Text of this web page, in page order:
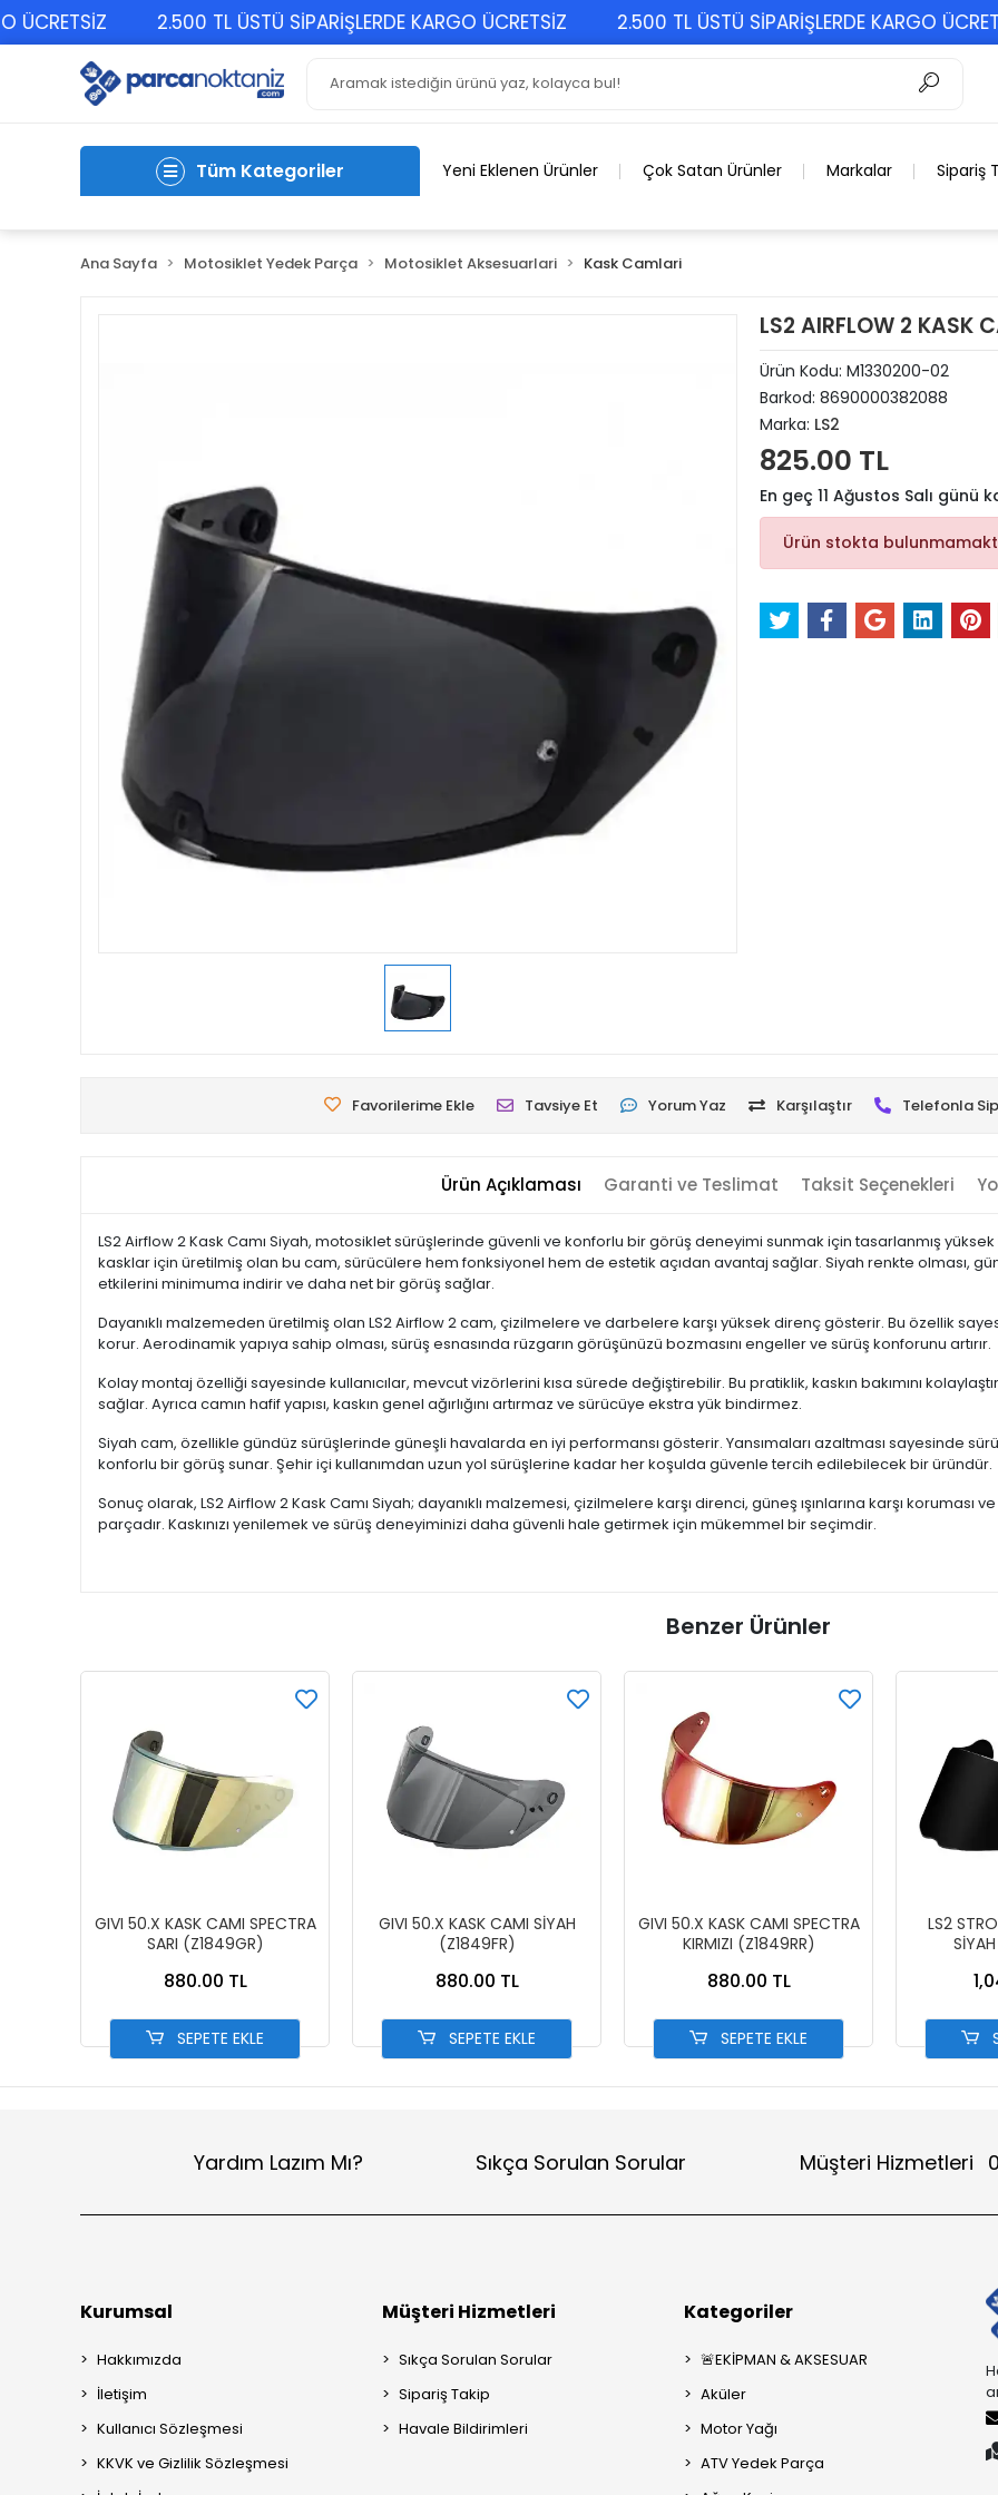
2.500 TL ÜSTÜ SİPARİŞLERDE KARGO ÜCRETSİZ 2.500 TL ÜSTÜ SİPARİŞLERDE KARGO ÜCRETSİZ
Tüm Kategoriler Yeni Eklenen Ürünler Çok Satan Ürünler Markalar Sipariş
Ana Sayfa Motosiklet Yedek Parça Motosiklet Aksesuarlari Kask Camlari
LS2 AIRFLOW 2 KASK
Ürün Kodu: M1330200-02
Barkod: 8690000382088
Marka: LS2
825.00 TL
En geç 11 Ağustos Salı günü
Ürün stokta
Favorilerime Ekle Tavsiye Et Yorum Yaz Karşılaştır Telefonla
Ürün Açıklaması Garanti ve Teslimat Taksit Seçenekleri
LS2 Airflow 2 Kask Camı Siyah, motosiklet sürüşlerinde güvenli ve konforlu bir görüş deneyimi sunmak için tasarlanmış
kasklar için üretilmiş olan bu cam, sürücülere hem fonksiyonel hem de estetik açıdan avantaj sağlar. Siyah renkte olması,
etkilerini minimuma indirir ve daha net bir görüş sağlar.
Dayanıklı malzemeden üretilmiş olan LS2 Airflow 2 cam, çizilmelere ve darbelere karşı yüksek direnç gösterir. Bu özellik
korur. Aerodinamik yapıya sahip olması, sürüş esnasında rüzgarın görüşünüzü bozmasını engeller ve sürüş konforunu artırır.
Kolay montaj özelliği sayesinde kullanıcılar, mevcut vizörlerini kısa sürede değiştirebilir. Bu pratiklik, kaskın bakımını
sağlar. Ayrıca camın hafif yapısı, kaskın genel ağırlığını artırmaz ve sürücüye ekstra yük bindirmez.
Siyah cam, özellikle gündüz sürüşlerinde güneşli havalarda en iyi performansı gösterir. Yansımaları azaltması sayesinde
konforlu bir görüş sunar. Şehir içi kullanımdan uzun yol sürüşlerine kadar her koşulda güvenle tercih edilebilecek bir üründür.
Sonuç olarak, LS2 Airflow 2 Kask Camı Siyah; dayanıklı malzemesi, çizilmelere karşı direnci, güneş ışınlarına karşı
parçadır. Kaskınızı yenilemek ve sürüş deneyiminizi daha güvenli hale getirmek için mükemmel bir seçimdir.
Benzer Ürünler
GIVI 50.X KASK CAMI SPECTRA
SARI (Z1849GR)
880.00 TL
SEPETE EKLE
GIVI 50.X KASK CAMI SİYAH
(Z1849FR)
880.00 TL
SEPETE EKLE
GIVI 50.X KASK CAMI SPECTRA
KIRMIZI (Z1849RR)
880.00 TL
SEPETE EKLE
LS2
Yardım Lazım Mı? Sıkça Sorulan Sorular Müşteri Hizmetleri
Kurumsal
Hakkımızda
İletişim
Kullanıcı Sözleşmesi
KKVK ve Gizlilik Sözleşmesi
Müşteri Hizmetleri
Sıkça Sorulan Sorular
Sipariş Takip
Havale Bildirimleri
Kategoriler
🚨EKİPMAN & AKSESUAR
Aküler
Motor Yağı
ATV Yedek Parça